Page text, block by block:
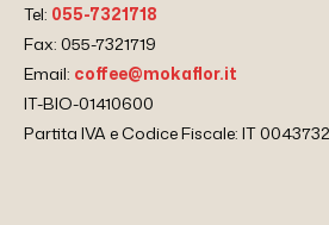
Tel: 055-7321718
Fax: 055-7321719
Email: coffee@mokaflor.it
IT-BIO-01410600
Partita IVA e Codice Fiscale: IT